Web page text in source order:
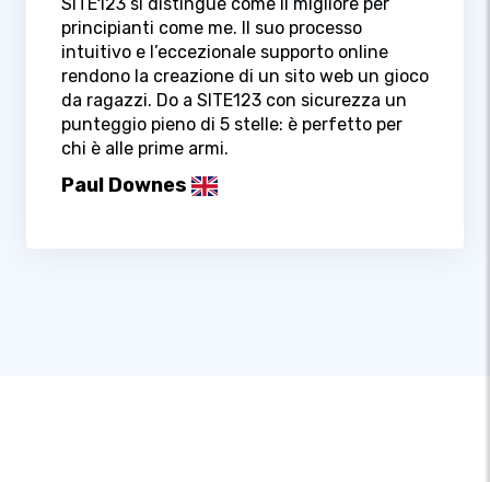
principianti come me. Il suo processo
intuitivo e l’eccezionale supporto online
rendono la creazione di un sito web un gioco
da ragazzi. Do a SITE123 con sicurezza un
punteggio pieno di 5 stelle: è perfetto per
chi è alle prime armi.
Paul Downes